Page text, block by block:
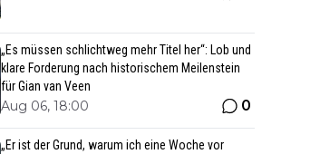
„Es müssen schlichtweg mehr Titel her“: Lob und
klare Forderung nach historischem Meilenstein
für Gian van Veen
Aug 06, 18:00 0
„Er ist der Grund, warum ich eine Woche vor